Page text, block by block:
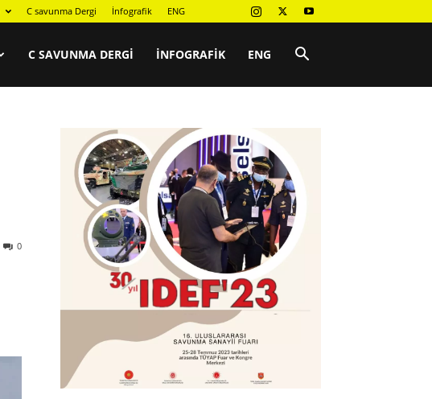
C savunma Dergi İnfografik ENG
C SAVUNMA DERGI İNFOGRAFIK ENG
0